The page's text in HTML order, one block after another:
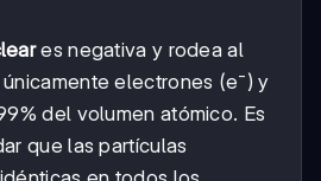
es negativa y rodea al
electrones (e⁻) y
del volumen atómico. Es
que las partículas